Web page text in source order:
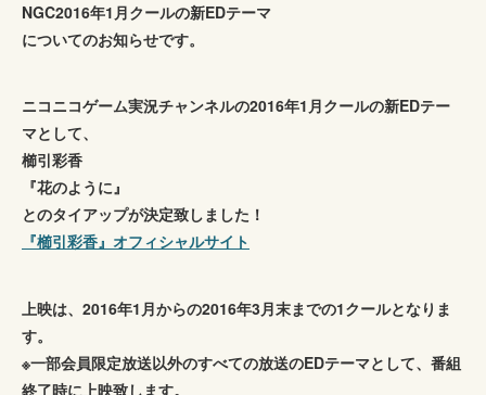
NGC2016年1月クールの新EDテーマ
についてのお知らせです。
ニコニコゲーム実況チャンネルの2016年1月クールの新EDテー
マとして、
櫛引彩香
『花のように』
とのタイアップが決定致しました！
『櫛引彩香』オフィシャルサイト
上映は、2016年1月からの2016年3月末までの1クールとなりま
す。
※一部会員限定放送以外のすべての放送のEDテーマとして、番組
終了時に上映致します。